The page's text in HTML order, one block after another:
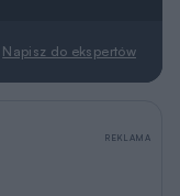
Napisz do ekspertów
REKLAMA